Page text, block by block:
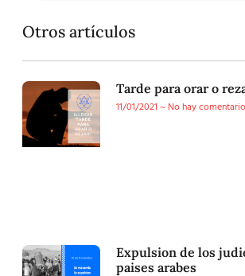
Otros artículos
Tarde para orar o
11/01/2021
No hay
Expulsion de los
paises arabes